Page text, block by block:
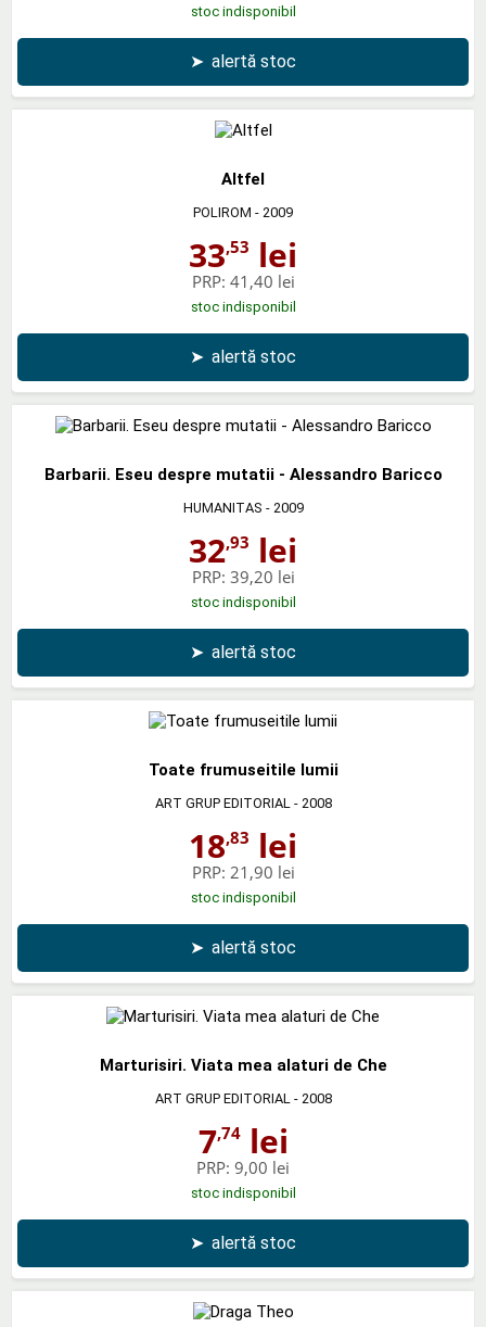
stoc indisponibil
➤ alertă stoc
Altfel
POLIROM - 2009
33,53 lei
PRP: 41,40 lei
stoc indisponibil
➤ alertă stoc
Barbarii. Eseu despre mutatii - Alessandro Baricco
HUMANITAS - 2009
32,93 lei
PRP: 39,20 lei
stoc indisponibil
➤ alertă stoc
Toate frumuseitile lumii
ART GRUP EDITORIAL - 2008
18,83 lei
PRP: 21,90 lei
stoc indisponibil
➤ alertă stoc
Marturisiri. Viata mea alaturi de Che
ART GRUP EDITORIAL - 2008
7,74lei
PRP: 9,00 lei
stoc indisponibil
➤ alertă stoc